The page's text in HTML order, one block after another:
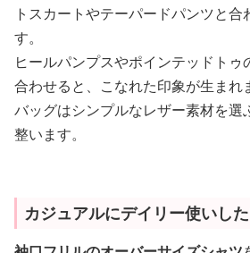
トスカートやテーパードパンツと
す。
ヒールパンプスやポインテッドトゥ
合わせると、こなれた印象が生まれ
バッグはシンプルなレザー素材を選
整います。
カジュアルにデイリー使いし